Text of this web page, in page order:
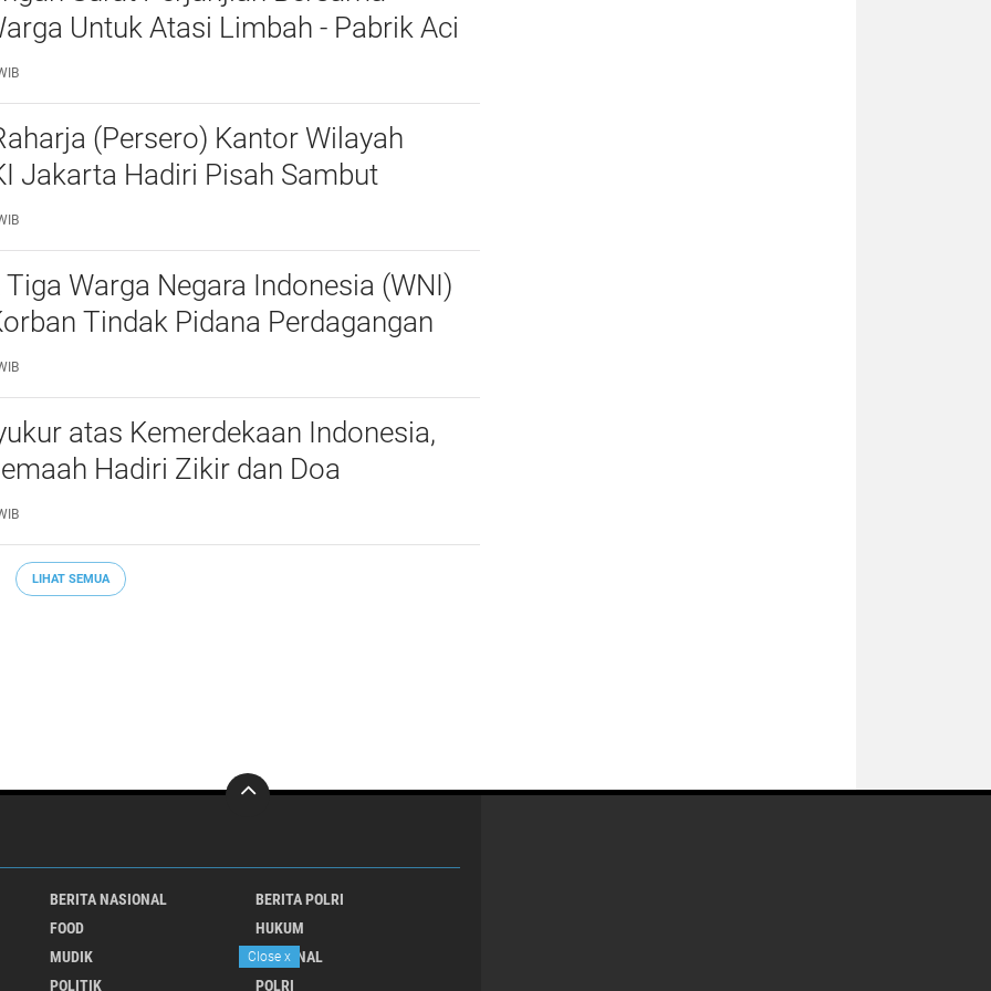
Untuk Atasi Limbah - Pabrik Aci
Kobak Penampungan Air
(Persero) Kantor Wilayah
Jakarta Hadiri Pisah Sambut
Lintas Polda Metro Jaya
Tiga Warga Negara Indonesia (WNI)
Tindak Pidana Perdagangan
di Libya Berhasil Dipulangkan Ke -
Mereka
atas Kemerdekaan Indonesia,
Hadiri Zikir dan Doa
di Monas. Sabtu 1 Aug 2026*_
LIHAT SEMUA
BERITA NASIONAL
BERITA POLRI
FOOD
HUKUM
MUDIK
NASIONAL
POLITIK POLRI
Close x